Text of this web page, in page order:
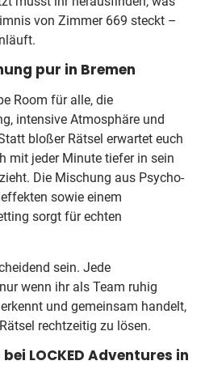
von Zimmer 669 steckt –
pur in Bremen
Room für alle, die
intensive Atmosphäre und
bloßer Rätsel erwartet euch
mit jeder Minute tiefer in sein
Die Mischung aus Psycho-
sowie einem
sorgt für echten
sein. Jede
wenn ihr als Team ruhig
und gemeinsam handelt,
rechtzeitig zu lösen.
LOCKED Adventures in